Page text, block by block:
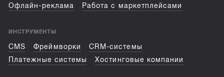
Офлайн-реклама
Работа с маркетплейсами
ИНСТРУМЕНТЫ
CMS Фреймворки
CRM-системы
Платежные системы
Хостинговые компании